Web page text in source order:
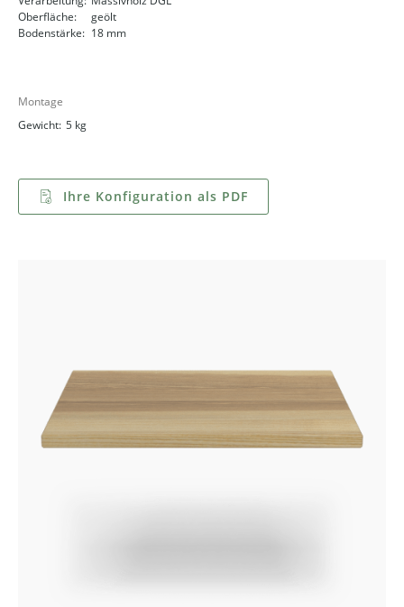
Oberfläche:
geölt
Bodenstärke: 18 mm
Montage
Gewicht: 5 kg
Ihre Konfiguration als PDF